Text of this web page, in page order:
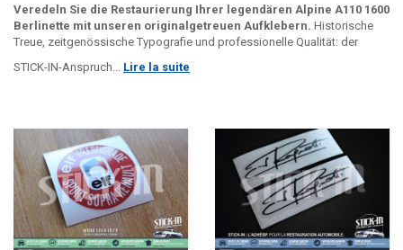
Veredeln Sie die Restaurierung Ihrer legendären Alpine A110 1600
Berlinette mit unseren originalgetreuen Aufklebern. Historische
Treue, zeitgenössische Typografie und professionelle Qualität: der
STICK-IN-Anspruch... Lire la suite